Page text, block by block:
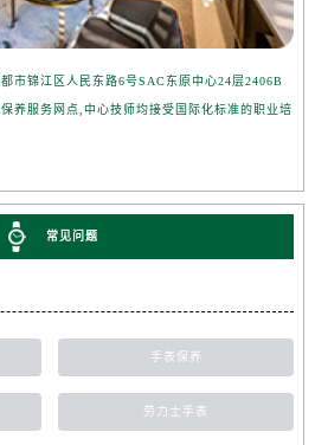
市锦江区人民东路6号SAC东原中心24层2406B
养服务网点,中心技师均接受国际化标准的职业培
常见问题
手表保养
劳力士手表